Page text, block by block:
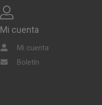
Mi cuenta
Mi cuenta
Boletín